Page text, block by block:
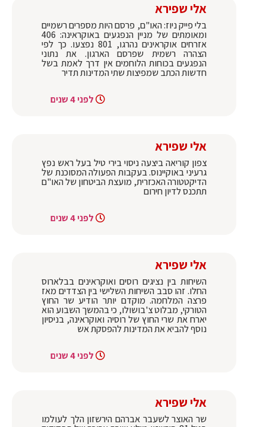
אלי שפירא
בלי פייק ניוז: האו"ם, פרסם היות מספרים רשמיים
ומאומתים של מניין הנפגעים באוקראינה: 406
אזרחים אוקראינים נהרגו, 801 נפצעו. כך לפי
הצהרה רשמית שפרסם הארגון. את נתוני
הנפגעים בכוחות הלוחמים אין דרך לאמת בשל
חדשות הכתב שמפיצות שתי המדינות תדיר
לפני 4 שנים
אלי שפירא
צפון קוריאה ביצעה ניסוי בירי טיל בעל ראש נפץ
גרעיני באוקיינוס. בעקבות הפעולה המסוכנת של
הדיקטטורה האכזרית, מועצת הביטחון של האו"ם
תתכנס לדיון חירום
לפני 4 שנים
אלי שפירא
השיחות בין נציגים רוסים ואוקראינים בבלארוס
החלו. זהו סבב השיחות השלישי בין הצדדים מאז
פרצה המלחמה. מוקדם יותר הודיע שר החוץ
הטורקי, מבלוט צ'בושולו, כי בהמשך השבוע הוא
יארח את שרי החוץ של רוסיה ואוקראינה, בניסיון
נוסף להביא את המדינות להפסקת אש
לפני 4 שנים
אלי שפירא
שר האוצר לשעבר אברהם הירשזון הלך לעולמו